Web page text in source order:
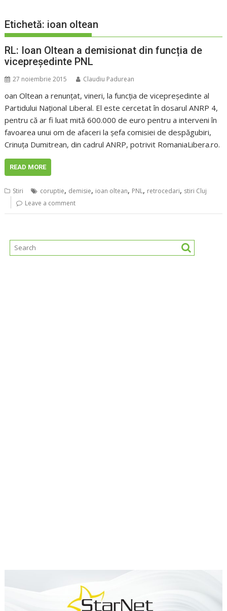
Etichetă: ioan oltean
RL: Ioan Oltean a demisionat din funcția de
vicepreședinte PNL
27 noiembrie 2015 Claudiu Padurean
oan Oltean a renunțat, vineri, la funcția de vicepreședinte al
Partidului Național Liberal. El este cercetat în dosarul ANRP 4,
pentru că ar fi luat mită 600.000 de euro pentru a interveni în
favoarea unui om de afaceri la șefa comisiei de despăgubiri,
Crinuța Dumitrean, din cadrul ANRP, potrivit RomaniaLibera.ro.
READ MORE
Stiri coruptie, demisie, ioan oltean, PNL, retrocedari, stiri Cluj
Leave a comment